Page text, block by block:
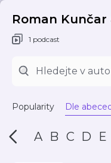
Roman Kunčar
1 podcast
Popularity Dle
A B C D E